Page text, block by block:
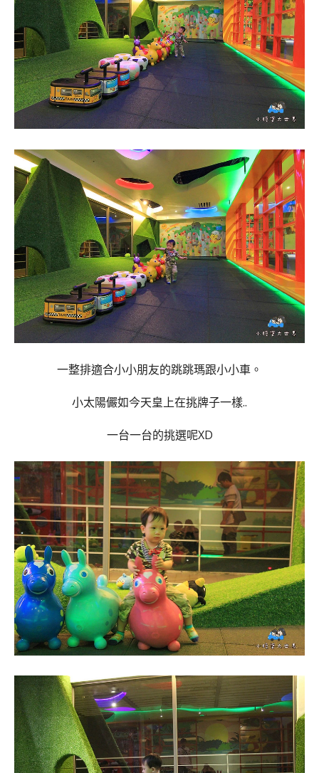
一整排適合小小朋友的跳跳瑪跟小小車。
小太陽儼如今天皇上在挑牌子一樣..
一台一台的挑選呢XD